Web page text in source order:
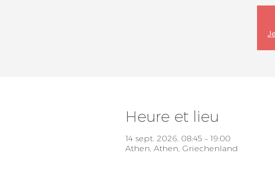
Heure et lieu
14 sept. 2026, 08:45 – 19:00
Athen, Athen, Griechenland